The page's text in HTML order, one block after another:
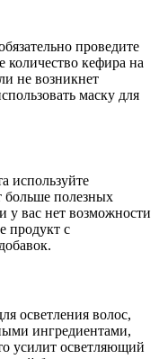
проведите
количество кефира на
не возникнет
маску для
используйте
больше полезных
у вас нет возможности
продукт с
осветления волос,
ингредиентами,
усилит осветляющий